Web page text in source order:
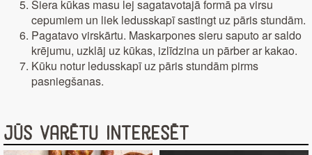
Siera kūkas masu lej sagatavotajā formā pa virsu
cepumiem un liek ledusskapī sastingt uz pāris stundām.
Pagatavo virskārtu. Maskarpones sieru saputo ar saldo
krējumu, uzklāj uz kūkas, izlīdzina un pārber ar kakao.
Kūku notur ledusskapī uz pāris stundām pirms
pasniegšanas.
Jūs varētu interesēt